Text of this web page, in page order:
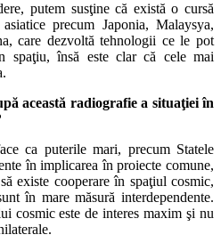
putem susţine că există o cursă
precum Japonia, Malaysya,
care dezvoltă tehnologii ce le pot
spaţiu, însă este clar că cele mai
această radiografie a situaţiei în
ca puterile mari, precum Statele
în implicarea în proiecte comune,
existe cooperare în spaţiul cosmic,
în mare măsură interdependente.
cosmic este de interes maxim şi nu